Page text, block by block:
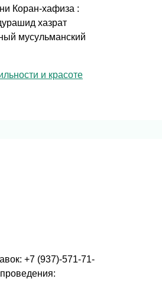
Коран-хафиза :
хазрат
мусульманский
и красоте
+7 (937)-571-71-